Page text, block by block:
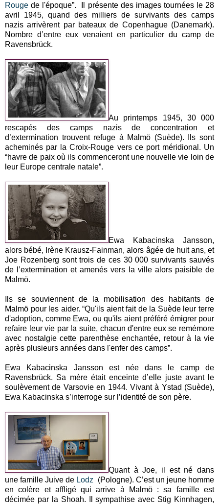
Rouge de l'époque”. Il présente des images tournées le 28
avril 1945, quand des milliers de survivants des camps
nazis arrivèrent par bateaux de Copenhague (Danemark).
Nombre d’entre eux venaient en particulier du camp de
Ravensbrück.
Au printemps 1945, 30 000
rescapés des camps nazis de concentration et
d’extermination trouvent refuge à Malmö (Suède). Ils sont
acheminés par la Croix-Rouge vers ce port méridional. Un
“havre de paix où ils commenceront une nouvelle vie loin de
leur Europe centrale natale”.
Ewa Kabacinska Jansson,
alors bébé, Irène Krausz-Fainman, alors âgée de huit ans, et
Joe Rozenberg sont trois de ces 30 000 survivants sauvés
de l’extermination et amenés vers la ville alors paisible de
Malmö.
Ils se souviennent de la mobilisation des habitants de
Malmö pour les aider. “Qu'ils aient fait de la Suède leur terre
d'adoption, comme Ewa, ou qu'ils aient préféré émigrer pour
refaire leur vie par la suite, chacun d'entre eux se remémore
avec nostalgie cette parenthèse enchantée, retour à la vie
après plusieurs années dans l'enfer des camps”.
Ewa Kabacinska Jansson est née dans le camp de
Ravensbrück. Sa mère était enceinte d’elle juste avant le
soulèvement de Varsovie en 1944. Vivant à Ystad (Suède),
Ewa Kabacinska s’interroge sur l’identité de son père.
Quant à Joe, il est né dans
une famille Juive de Lodz (Pologne). C’est un jeune homme
en colère et affligé qui arrive à Malmö : sa famille est
décimée par la Shoah. Il sympathise avec Stig Kinnhagen,